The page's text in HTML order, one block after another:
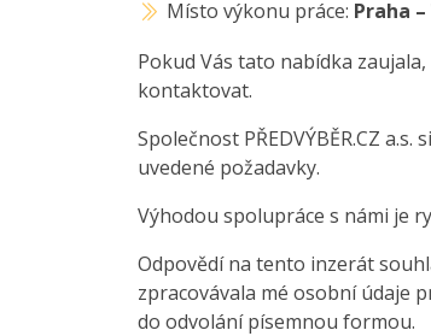
Místo výkonu práce: Praha
Pokud Vás tato nabídka
kontaktovat.
Společnost PŘEDVÝBĚR.CZ
uvedené požadavky.
Výhodou spolupráce s námi je
Odpovědí na tento inzerát
zpracovávala mé osobní údaje
do odvolání písemnou formou.